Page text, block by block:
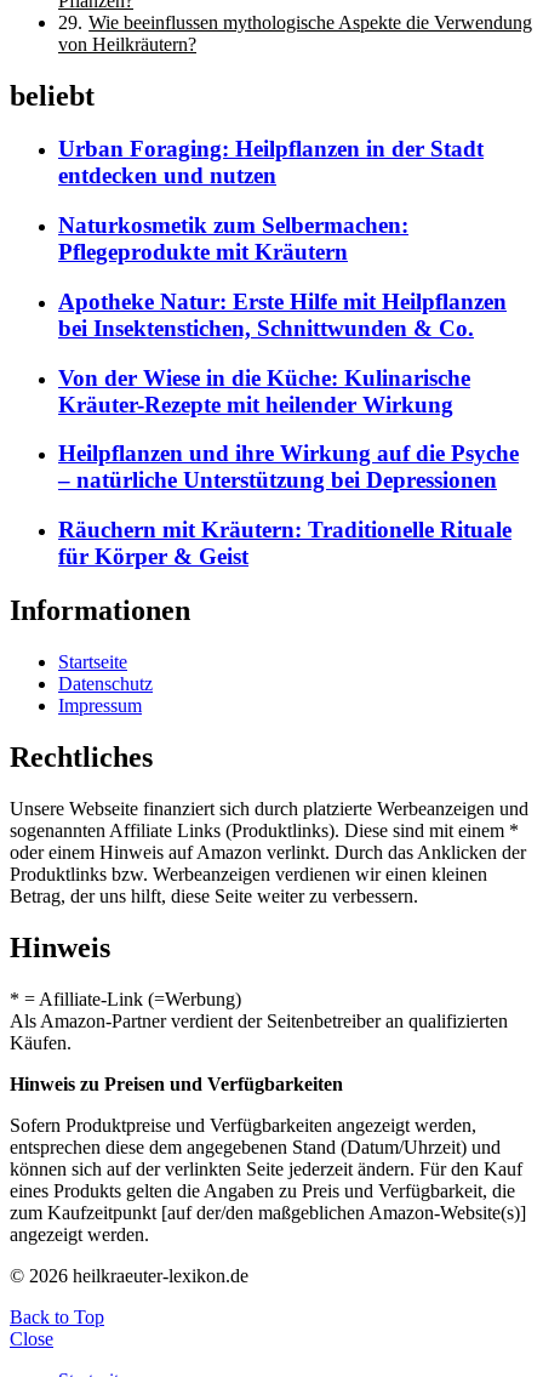
Wie beeinflussen mythologische Aspekte die Verwendung
von Heilkräutern?
beliebt
Urban Foraging: Heilpflanzen in der Stadt
entdecken und nutzen
Naturkosmetik zum Selbermachen:
Pflegeprodukte mit Kräutern
Apotheke Natur: Erste Hilfe mit Heilpflanzen
bei Insektenstichen, Schnittwunden & Co.
Von der Wiese in die Küche: Kulinarische
Kräuter-Rezepte mit heilender Wirkung
Heilpflanzen und ihre Wirkung auf die Psyche
– natürliche Unterstützung bei Depressionen
Räuchern mit Kräutern: Traditionelle Rituale
für Körper & Geist
Informationen
Startseite
Datenschutz
Impressum
Rechtliches
Unsere Webseite finanziert sich durch platzierte Werbeanzeigen und
sogenannten Affiliate Links (Produktlinks). Diese sind mit einem *
oder einem Hinweis auf Amazon verlinkt. Durch das Anklicken der
Produktlinks bzw. Werbeanzeigen verdienen wir einen kleinen
Betrag, der uns hilft, diese Seite weiter zu verbessern.
Hinweis
* = Afilliate-Link (=Werbung)
Als Amazon-Partner verdient der Seitenbetreiber an qualifizierten
Käufen.
Hinweis zu Preisen und Verfügbarkeiten
Sofern Produktpreise und Verfügbarkeiten angezeigt werden,
entsprechen diese dem angegebenen Stand (Datum/Uhrzeit) und
können sich auf der verlinkten Seite jederzeit ändern. Für den Kauf
eines Produkts gelten die Angaben zu Preis und Verfügbarkeit, die
zum Kaufzeitpunkt [auf der/den maßgeblichen Amazon-Website(s)]
angezeigt werden.
© 2026 heilkraeuter-lexikon.de
Back to Top
Close